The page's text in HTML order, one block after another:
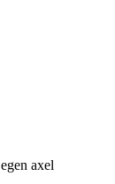
axel